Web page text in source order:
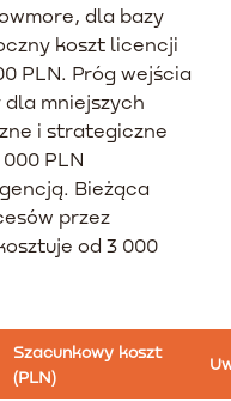
dla bazy
koszt licencji
PLN. Próg wejścia
dla mniejszych
i strategiczne
PLN
Bieżąca
przez
od 3 000
Szacunkowy koszt
(PLN)